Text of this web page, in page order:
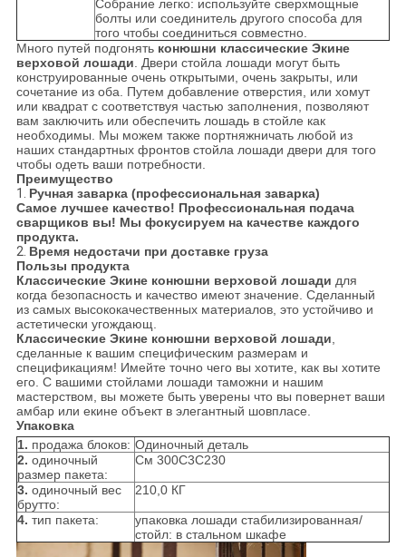
Собрание легко: используйте сверхмощные
болты или соединитель другого способа для
того чтобы соединиться совместно.
Много путей подгонять конюшни классические Экине
верховой лошади. Двери стойла лошади могут быть
конструированные очень открытыми, очень закрыты, или
сочетание из оба. Путем добавление отверстия, или хомут
или квадрат с соответствуя частью заполнения, позволяют
вам заключить или обеспечить лошадь в стойле как
необходимы. Мы можем также портняжничать любой из
наших стандартных фронтов стойла лошади двери для того
чтобы одеть ваши потребности.
Преимущество
1. Ручная заварка (профессиональная заварка)
Самое лучшее качество! Профессиональная подача
сварщиков вы! Мы фокусируем на качестве каждого
продукта.
2. Время недостачи при доставке груза
Пользы продукта
Классические Экине конюшни верховой лошади для
когда безопасность и качество имеют значение. Сделанный
из самых высококачественных материалов, это устойчиво и
астетически угождающ.
Классические Экине конюшни верховой лошади,
сделанные к вашим специфическим размерам и
спецификациям! Имейте точно чего вы хотите, как вы хотите
его. С вашими стойлами лошади таможни и нашим
мастерством, вы можете быть уверены что вы повернет ваши
амбар или екине объект в элегантный шовпласе.
Упаковка
1. продажа блоков: Одиночный деталь
2. одиночный
размер пакета:
См 300С3С230
3. одиночный вес
брутто:
210,0 КГ
4. тип пакета:
упаковка лошади стабилизированная/
стойл: в стальном шкафе